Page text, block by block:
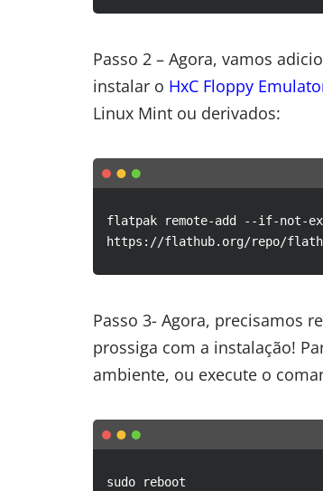
Passo 2 – Agora, vamos
instalar o HxC Floppy
Linux Mint ou derivados:
flatpak remote-add --if-not-
https://flathub.org/repo/
Passo 3- Agora, precisamos
prossiga com a instalação!
ambiente, ou execute o
sudo reboot